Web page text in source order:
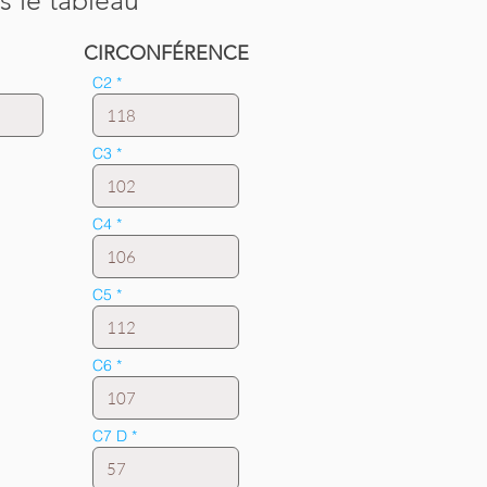
CIRCONFÉRENCE
C2
C3
C4
C5
C6
C7 D